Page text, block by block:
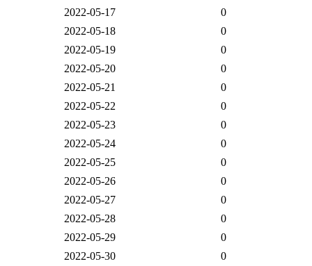
2022-05-17
0
2022-05-18
0
2022-05-19
0
2022-05-20
0
2022-05-21
0
2022-05-22
0
2022-05-23
0
2022-05-24
0
2022-05-25
0
2022-05-26
0
2022-05-27
0
2022-05-28
0
2022-05-29
0
2022-05-30
0